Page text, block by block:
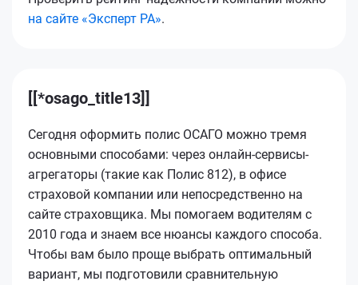
на сайте «Эксперт РА».
[[*osago_title13]]
Сегодня оформить полис ОСАГО можно тремя
основными способами: через онлайн-сервисы-
агрегаторы (такие как Полис 812), в офисе
страховой компании или непосредственно на
сайте страховщика. Мы помогаем водителям с
2010 года и знаем все нюансы каждого способа.
Чтобы вам было проще выбрать оптимальный
вариант, мы подготовили сравнительную